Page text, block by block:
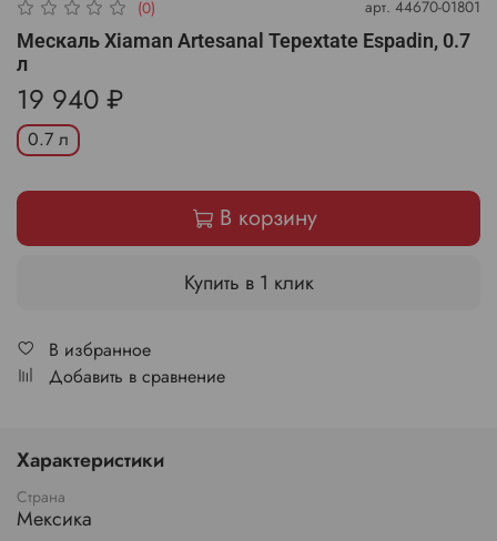
(0) арт. 44670-01801
Мескаль Xiaman Artesanal Tepextate Espadin, 0.7
л
19 940 ₽
0.7 л
В корзину
Купить в 1 клик
В избранное
Добавить в сравнение
Характеристики
Страна
Мексика